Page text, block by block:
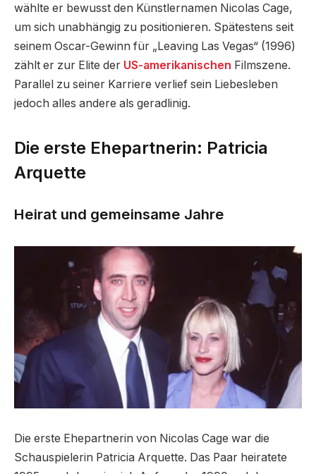
wählte er bewusst den Künstlernamen Nicolas Cage,
um sich unabhängig zu positionieren. Spätestens seit
seinem Oscar-Gewinn für „Leaving Las Vegas“ (1996)
zählt er zur Elite der US-amerikanischen Filmszene.
Parallel zu seiner Karriere verlief sein Liebesleben
jedoch alles andere als geradlinig.
Die erste Ehepartnerin: Patricia
Arquette
Heirat und gemeinsame Jahre
Die erste Ehepartnerin von Nicolas Cage war die
Schauspielerin Patricia Arquette. Das Paar heiratete